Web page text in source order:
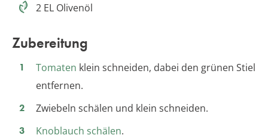
2 EL Olivenöl
Zubereitung
Tomaten klein schneiden, dabei den grünen Stiel
entfernen.
Zwiebeln schälen und klein schneiden.
Knoblauch schälen.